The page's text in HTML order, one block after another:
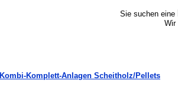
Sie suchen eine
Wir
Kombi-Komplett-Anlagen Scheitholz/Pellets